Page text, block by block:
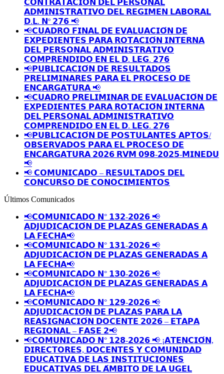
𝗖𝗢𝗡𝗧𝗥𝗔𝗧𝗔𝗖𝗜𝗢𝗡 𝗗𝗘𝗟 𝗣𝗘𝗥𝗦𝗢𝗡𝗔𝗟
𝗔𝗗𝗠𝗜𝗡𝗜𝗦𝗧𝗥𝗔𝗧𝗜𝗩𝗢 𝗗𝗘𝗟 𝗥𝗘𝗚𝗜𝗠𝗘𝗡 𝗟𝗔𝗕𝗢𝗥𝗔𝗟
𝗗.𝗟. 𝗡º 𝟮𝟳𝟲 📢
📢𝗖𝗨𝗔𝗗𝗥𝗢 𝗙𝗜𝗡𝗔𝗟 𝗗𝗘 𝗘𝗩𝗔𝗟𝗨𝗔𝗖𝗜𝗢́𝗡 𝗗𝗘
𝗘𝗫𝗣𝗘𝗗𝗜𝗘𝗡𝗧𝗘𝗦 𝗣𝗔𝗥𝗔 𝗥𝗢𝗧𝗔𝗖𝗜𝗢́𝗡 𝗜𝗡𝗧𝗘𝗥𝗡𝗔
𝗗𝗘𝗟 𝗣𝗘𝗥𝗦𝗢𝗡𝗔𝗟 𝗔𝗗𝗠𝗜𝗡𝗜𝗦𝗧𝗥𝗔𝗧𝗜𝗩𝗢
𝗖𝗢𝗠𝗣𝗥𝗘𝗡𝗗𝗜𝗗𝗢 𝗘𝗡 𝗘𝗟 𝗗. 𝗟𝗘𝗚. 𝟮𝟳𝟲
📢𝗣𝗨𝗕𝗟𝗜𝗖𝗔𝗖𝗜𝗢́𝗡 𝗗𝗘 𝗥𝗘𝗦𝗨𝗟𝗧𝗔𝗗𝗢𝗦
𝗣𝗥𝗘𝗟𝗜𝗠𝗜𝗡𝗔𝗥𝗘𝗦 𝗣𝗔𝗥𝗔 𝗘𝗟 𝗣𝗥𝗢𝗖𝗘𝗦𝗢 𝗗𝗘
𝗘𝗡𝗖𝗔𝗥𝗚𝗔𝗧𝗨𝗥𝗔 📢
📢𝗖𝗨𝗔𝗗𝗥𝗢 𝗣𝗥𝗘𝗟𝗜𝗠𝗜𝗡𝗔𝗥 𝗗𝗘 𝗘𝗩𝗔𝗟𝗨𝗔𝗖𝗜𝗢́𝗡 𝗗𝗘
𝗘𝗫𝗣𝗘𝗗𝗜𝗘𝗡𝗧𝗘𝗦 𝗣𝗔𝗥𝗔 𝗥𝗢𝗧𝗔𝗖𝗜𝗢́𝗡 𝗜𝗡𝗧𝗘𝗥𝗡𝗔
𝗗𝗘𝗟 𝗣𝗘𝗥𝗦𝗢𝗡𝗔𝗟 𝗔𝗗𝗠𝗜𝗡𝗜𝗦𝗧𝗥𝗔𝗧𝗜𝗩𝗢
𝗖𝗢𝗠𝗣𝗥𝗘𝗡𝗗𝗜𝗗𝗢 𝗘𝗡 𝗘𝗟 𝗗. 𝗟𝗘𝗚. 𝟮𝟳𝟲
📢𝗣𝗨𝗕𝗟𝗜𝗖𝗔𝗖𝗜𝗢́𝗡 𝗗𝗘 𝗣𝗢𝗦𝗧𝗨𝗟𝗔𝗡𝗧𝗘𝗦 𝗔𝗣𝗧𝗢𝗦/
𝗢𝗕𝗦𝗘𝗥𝗩𝗔𝗗𝗢𝗦 𝗣𝗔𝗥𝗔 𝗘𝗟 𝗣𝗥𝗢𝗖𝗘𝗦𝗢 𝗗𝗘
𝗘𝗡𝗖𝗔𝗥𝗚𝗔𝗧𝗨𝗥𝗔 𝟮𝟬𝟮𝟲 𝗥𝗩𝗠 𝟬𝟵𝟴-𝟮𝟬𝟮𝟱-𝗠𝗜𝗡𝗘𝗗𝗨
📢
📢 𝗖𝗢𝗠𝗨𝗡𝗜𝗖𝗔𝗗𝗢 – 𝗥𝗘𝗦𝗨𝗟𝗧𝗔𝗗𝗢𝗦 𝗗𝗘𝗟
𝗖𝗢𝗡𝗖𝗨𝗥𝗦𝗢 𝗗𝗘 𝗖𝗢𝗡𝗢𝗖𝗜𝗠𝗜𝗘𝗡𝗧𝗢𝗦
Últimos Comunicados
📢𝗖𝗢𝗠𝗨𝗡𝗜𝗖𝗔𝗗𝗢 𝗡° 𝟭𝟯𝟮-𝟮𝟬𝟮𝟲 📢
𝗔𝗗𝗝𝗨𝗗𝗜𝗖𝗔𝗖𝗜𝗢́𝗡 𝗗𝗘 𝗣𝗟𝗔𝗭𝗔𝗦 𝗚𝗘𝗡𝗘𝗥𝗔𝗗𝗔𝗦 𝗔
𝗟𝗔 𝗙𝗘𝗖𝗛𝗔📢
📢𝗖𝗢𝗠𝗨𝗡𝗜𝗖𝗔𝗗𝗢 𝗡° 𝟭𝟯𝟭-𝟮𝟬𝟮𝟲 📢
𝗔𝗗𝗝𝗨𝗗𝗜𝗖𝗔𝗖𝗜𝗢́𝗡 𝗗𝗘 𝗣𝗟𝗔𝗭𝗔𝗦 𝗚𝗘𝗡𝗘𝗥𝗔𝗗𝗔𝗦 𝗔
𝗟𝗔 𝗙𝗘𝗖𝗛𝗔📢
📢𝗖𝗢𝗠𝗨𝗡𝗜𝗖𝗔𝗗𝗢 𝗡° 𝟭𝟯𝟬-𝟮𝟬𝟮𝟲 📢
𝗔𝗗𝗝𝗨𝗗𝗜𝗖𝗔𝗖𝗜𝗢́𝗡 𝗗𝗘 𝗣𝗟𝗔𝗭𝗔𝗦 𝗚𝗘𝗡𝗘𝗥𝗔𝗗𝗔𝗦 𝗔
𝗟𝗔 𝗙𝗘𝗖𝗛𝗔📢
📢𝗖𝗢𝗠𝗨𝗡𝗜𝗖𝗔𝗗𝗢 𝗡° 𝟭𝟮𝟵-𝟮𝟬𝟮𝟲 📢
𝗔𝗗𝗝𝗨𝗗𝗜𝗖𝗔𝗖𝗜𝗢́𝗡 𝗗𝗘 𝗣𝗟𝗔𝗭𝗔𝗦 𝗣𝗔𝗥𝗔 𝗟𝗔
𝗥𝗘𝗔𝗦𝗜𝗚𝗡𝗔𝗖𝗜𝗢́𝗡 𝗗𝗢𝗖𝗘𝗡𝗧𝗘 𝟮𝟬𝟮𝟲 – 𝗘𝗧𝗔𝗣𝗔
𝗥𝗘𝗚𝗜𝗢𝗡𝗔𝗟 – 𝗙𝗔𝗦𝗘 𝟮📢
📢𝗖𝗢𝗠𝗨𝗡𝗜𝗖𝗔𝗗𝗢 𝗡° 𝟭𝟮𝟴-𝟮𝟬𝟮𝟲 📢 ¡𝗔𝗧𝗘𝗡𝗖𝗜𝗢́𝗡,
𝗗𝗜𝗥𝗘𝗖𝗧𝗢𝗥𝗘𝗦, 𝗗𝗢𝗖𝗘𝗡𝗧𝗘𝗦 𝗬 𝗖𝗢𝗠𝗨𝗡𝗜𝗗𝗔𝗗
𝗘𝗗𝗨𝗖𝗔𝗧𝗜𝗩𝗔 𝗗𝗘 𝗟𝗔𝗦 𝗜𝗡𝗦𝗧𝗜𝗧𝗨𝗖𝗜𝗢𝗡𝗘𝗦
𝗘𝗗𝗨𝗖𝗔𝗧𝗜𝗩𝗔𝗦 𝗗𝗘𝗟 𝗔́𝗠𝗕𝗜𝗧𝗢 𝗗𝗘 𝗟𝗔 𝗨𝗚𝗘𝗟